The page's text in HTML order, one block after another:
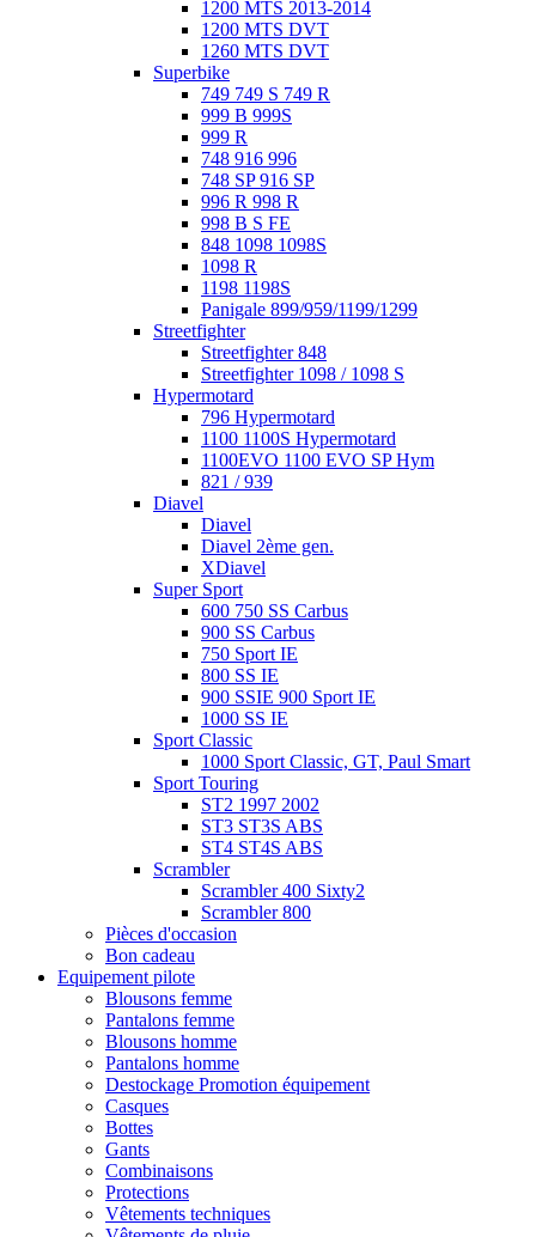
1200 MTS 2013-2014
1200 MTS DVT
1260 MTS DVT
Superbike
749 749 S 749 R
999 B 999S
999 R
748 916 996
748 SP 916 SP
996 R 998 R
998 B S FE
848 1098 1098S
1098 R
1198 1198S
Panigale 899/959/1199/1299
Streetfighter
Streetfighter 848
Streetfighter 1098 / 1098 S
Hypermotard
796 Hypermotard
1100 1100S Hypermotard
1100EVO 1100 EVO SP Hym
821 / 939
Diavel
Diavel
Diavel 2ème gen.
XDiavel
Super Sport
600 750 SS Carbus
900 SS Carbus
750 Sport IE
800 SS IE
900 SSIE 900 Sport IE
1000 SS IE
Sport Classic
1000 Sport Classic, GT, Paul Smart
Sport Touring
ST2 1997 2002
ST3 ST3S ABS
ST4 ST4S ABS
Scrambler
Scrambler 400 Sixty2
Scrambler 800
Pièces d'occasion
Bon cadeau
Equipement pilote
Blousons femme
Pantalons femme
Blousons homme
Pantalons homme
Destockage Promotion équipement
Casques
Bottes
Gants
Combinaisons
Protections
Vêtements techniques